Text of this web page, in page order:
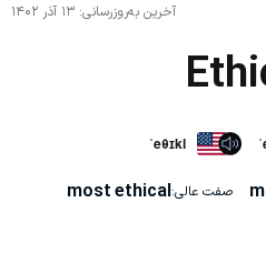
آخرین به‌روزرسانی: ۱۳ آذر ۱۴۰۲
ˈeθɪkl
صفت عالی:most ethical